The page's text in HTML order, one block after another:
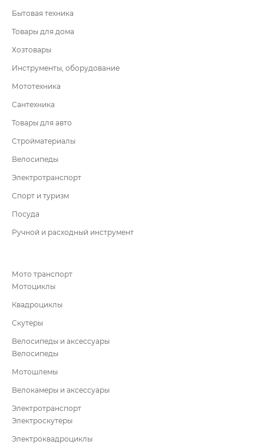
Бытовая техника
Товары для дома
Хозтовары
Инструменты, оборудование
Мототехника
Сантехника
Товары для авто
Стройматериалы
Велосипеды
Электротранспорт
Спорт и туризм
Посуда
Ручной и расходный инструмент
Мото транспорт
Мотоциклы
Квадроциклы
Скутеры
Велосипеды и аксессуары
Велосипеды
Мотошлемы
Велокамеры и аксессуары
Электротранспорт
Электроскутеры
Электроквадроциклы